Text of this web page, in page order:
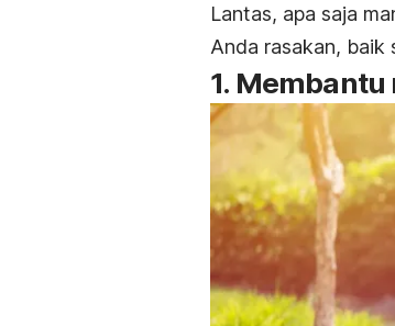
Lantas, apa saja
Anda rasakan, baik
1.